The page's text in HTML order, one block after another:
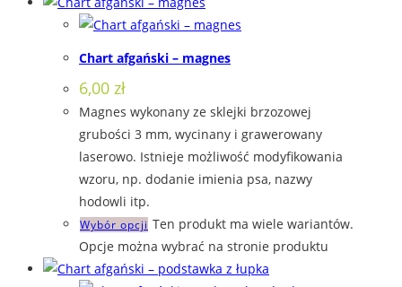
Chart afgański – magnes
6,00 zł
Magnes wykonany ze sklejki brzozowej
grubości 3 mm, wycinany i grawerowany
laserowo. Istnieje możliwość modyfikowania
wzoru, np. dodanie imienia psa, nazwy
hodowli itp.
Wybór opcji Ten produkt ma wiele wariantów.
Opcje można wybrać na stronie produktu